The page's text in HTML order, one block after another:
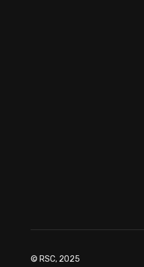
© RSC, 2025